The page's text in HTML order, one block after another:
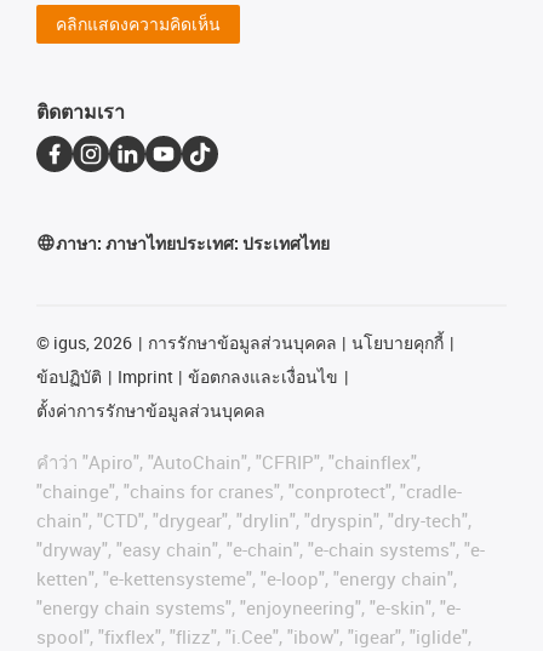
คลิกแสดงความคิดเห็น
ติดตามเรา
ภาษา: ภาษาไทยประเทศ: ประเทศไทย
© igus, 2026 การรักษาข้อมูลส่วนบุคคล
นโยบายคุกกี้
ข้อปฏิบัติ
Imprint
ข้อตกลงและเงื่อนไข
ตั้งค่าการรักษาข้อมูลส่วนบุคคล
คําว่า "Apiro", "AutoChain", "CFRIP", "chainflex",
"chainge", "chains for cranes", "conprotect", "cradle-
chain", "CTD", "drygear", "drylin", "dryspin", "dry-tech",
"dryway", "easy chain", "e-chain", "e-chain systems", "e-
ketten", "e-kettensysteme", "e-loop", "energy chain",
"energy chain systems", "enjoyneering", "e-skin", "e-
spool", "fixflex", "flizz", "i.Cee", "ibow", "igear", "iglide",